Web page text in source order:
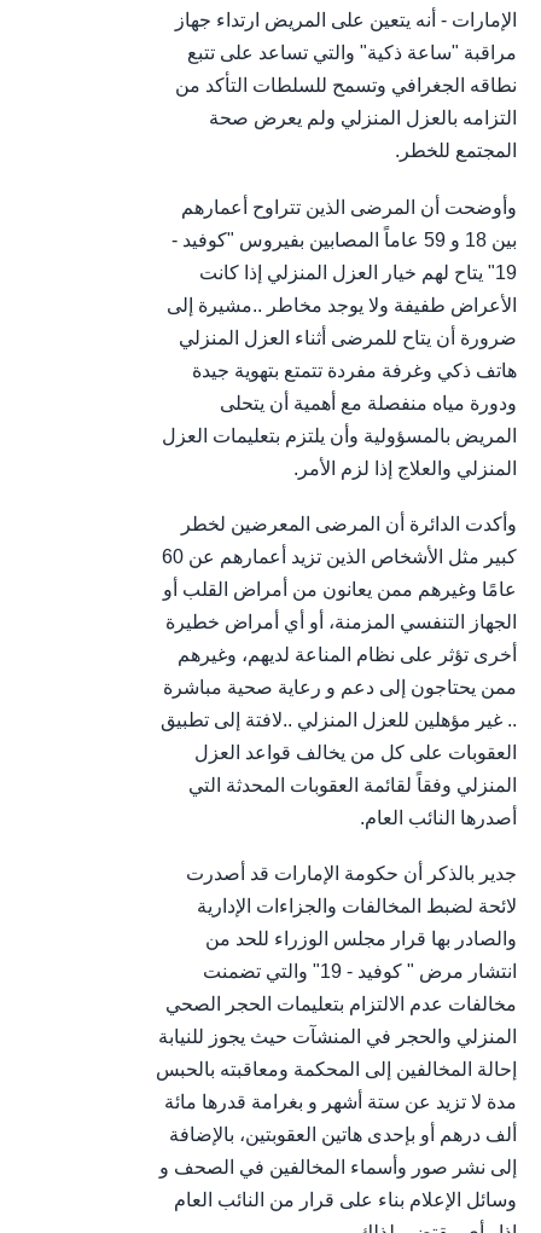
الإمارات - أنه يتعين على المريض ارتداء جهاز
مراقبة "ساعة ذكية" والتي تساعد على تتبع
نطاقه الجغرافي وتسمح للسلطات التأكد من
التزامه بالعزل المنزلي ولم يعرض صحة
المجتمع للخطر.
وأوضحت أن المرضى الذين تتراوح أعمارهم
بين 18 و 59 عاماً المصابين بفيروس "كوفيد -
19" يتاح لهم خيار العزل المنزلي إذا كانت
الأعراض طفيفة ولا يوجد مخاطر ..مشيرة إلى
ضرورة أن يتاح للمرضى أثناء العزل المنزلي
هاتف ذكي وغرفة مفردة تتمتع بتهوية جيدة
ودورة مياه منفصلة مع أهمية أن يتحلى
المريض بالمسؤولية وأن يلتزم بتعليمات العزل
المنزلي والعلاج إذا لزم الأمر.
وأكدت الدائرة أن المرضى المعرضين لخطر
كبير مثل الأشخاص الذين تزيد أعمارهم عن 60
عامًا وغيرهم ممن يعانون من أمراض القلب أو
الجهاز التنفسي المزمنة، أو أي أمراض خطيرة
أخرى تؤثر على نظام المناعة لديهم، وغيرهم
ممن يحتاجون إلى دعم و رعاية صحية مباشرة
.. غير مؤهلين للعزل المنزلي ..لافتة إلى تطبيق
العقوبات على كل من يخالف قواعد العزل
المنزلي وفقاً لقائمة العقوبات المحدثة التي
أصدرها النائب العام.
جدير بالذكر أن حكومة الإمارات قد أصدرت
لائحة لضبط المخالفات والجزاءات الإدارية
والصادر بها قرار مجلس الوزراء للحد من
انتشار مرض " كوفيد - 19" والتي تضمنت
مخالفات عدم الالتزام بتعليمات الحجر الصحي
المنزلي والحجر في المنشآت حيث يجوز للنيابة
إحالة المخالفين إلى المحكمة ومعاقبته بالحبس
مدة لا تزيد عن ستة أشهر و بغرامة قدرها مائة
ألف درهم أو بإحدى هاتين العقوبتين، بالإضافة
إلى نشر صور وأسماء المخالفين في الصحف و
وسائل الإعلام بناء على قرار من النائب العام